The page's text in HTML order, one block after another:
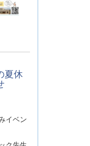
夏休
イベン